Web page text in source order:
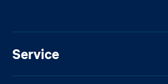
Service